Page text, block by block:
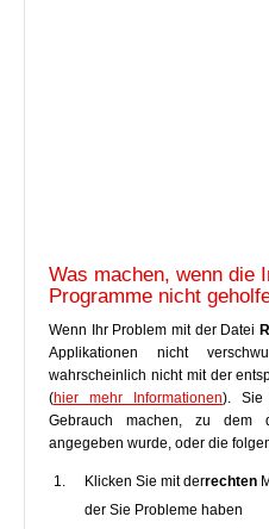
Was machen, wenn die
Programme nicht
Wenn Ihr Problem mit der Datei
Applikationen nicht
wahrscheinlich nicht mit der
(hier mehr Informationen). Sie
Gebrauch machen, zu dem
angegeben wurde, oder die
Klicken Sie mit derrechten
der Sie Probleme haben